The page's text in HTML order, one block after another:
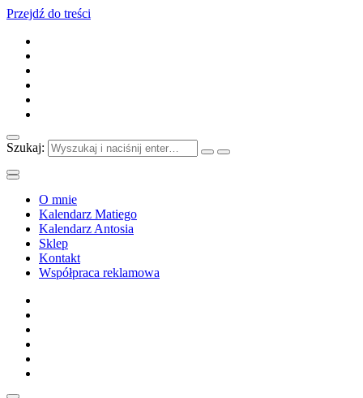
Przejdź do treści
Szukaj:
O mnie
Kalendarz Matiego
Kalendarz Antosia
Sklep
Kontakt
Współpraca reklamowa